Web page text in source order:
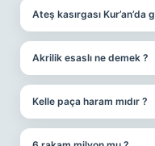
Ateş kasırgası Kur’an’da
Akrilik esaslı ne demek ?
Kelle paça haram mıdır ?